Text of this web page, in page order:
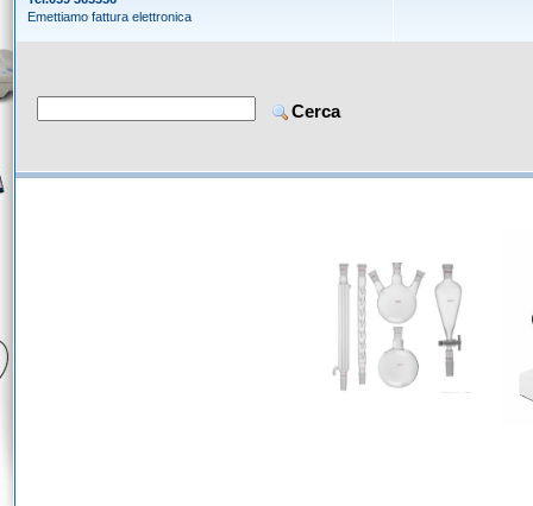
Emettiamo fattura elettronica